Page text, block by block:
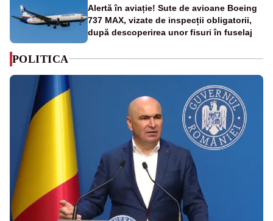
Alertă în aviație! Sute de avioane Boeing
737 MAX, vizate de inspecții obligatorii,
după descoperirea unor fisuri în fuselaj
POLITICA